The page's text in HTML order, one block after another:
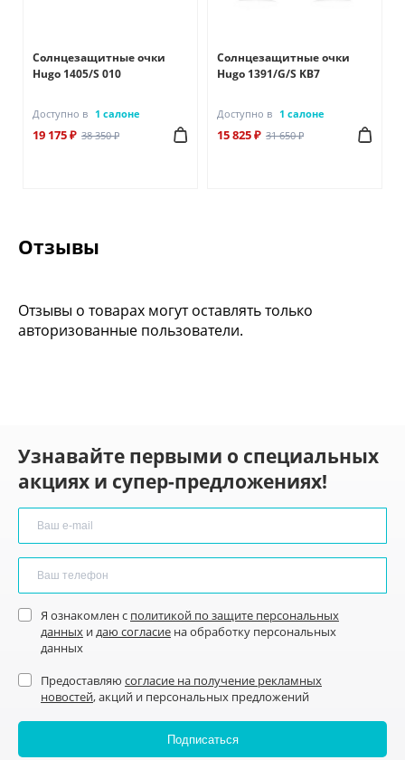
Солнцезащитные очки
Hugo 1405/S 010
Доступно в 1 салоне
19 175 ₽ 38 350 ₽
Солнцезащитные очки
Hugo 1391/G/S KB7
Доступно в 1 салоне
15 825 ₽ 31 650 ₽
Отзывы
Отзывы о товарах могут оставлять только
авторизованные пользователи.
Узнавайте первыми о специальных
акциях и супер-предложениях!
Я ознакомлен с политикой по защите персональных
данных и даю согласие на обработку персональных
данных
Предоставляю согласие на получение рекламных
новостей, акций и персональных предложений